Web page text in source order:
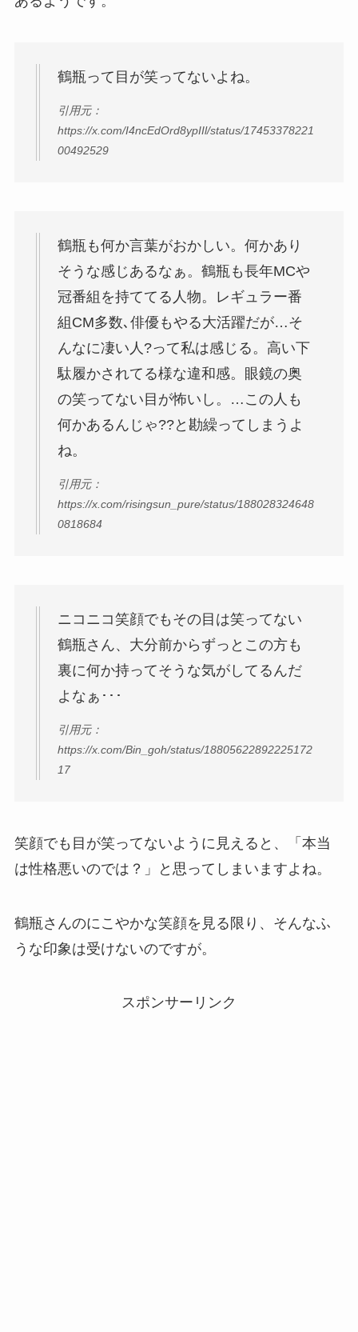
鶴瓶って目が笑ってないよね。
引用元：
https://x.com/I4ncEdOrd8ypIIl/status/17453378221
00492529
鶴瓶も何か言葉がおかしい。何かあり
そうな感じあるなぁ。鶴瓶も長年MCや
冠番組を持ててる人物。レギュラー番
組CM多数､俳優もやる大活躍だが…そ
んなに凄い人?って私は感じる。高い下
駄履かされてる様な違和感。眼鏡の奥
の笑ってない目が怖いし。…この人も
何かあるんじゃ??と勘繰ってしまうよ
ね。
引用元：
https://x.com/risingsun_pure/status/188028324648
0818684
ニコニコ笑顔でもその目は笑ってない
鶴瓶さん、大分前からずっとこの方も
裏に何か持ってそうな気がしてるんだ
よなぁ･･･
引用元：
https://x.com/Bin_goh/status/18805622892225172
17
笑顔でも目が笑ってないように見えると、「本当
は性格悪いのでは？」と思ってしまいますよね。
鶴瓶さんのにこやかな笑顔を見る限り、そんなふ
うな印象は受けないのですが。
スポンサーリンク